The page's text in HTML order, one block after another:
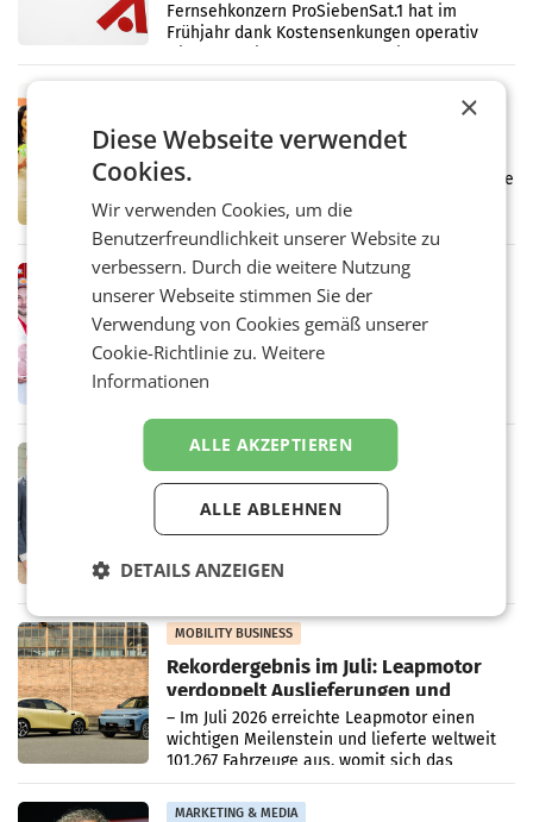
Fernsehkonzern ProSiebenSat.1 hat im
Frühjahr dank Kostensenkungen operativ
Markterwartung deutlich übertroffen.
Eine Bühne für Zirkularität: ARA und
Müller informieren am POS über
Kreislauffähigkeit
Über den gesamten August hinweg rücken die
Altstoff Recycling Austria AG (ARA) und der
Handelskonzern Müller die Initiative
„Kreislauf-Helden“ in allen österreichischen
Müller-Filialen
RETAIL
Penny modernisiert zwei Filialen in
Ober- und Niederösterreich
WIENER NEUDORF. – Im Rahmen einer
erneuert Penny zwei Filialen in Nieder- und
in Haag sowie im rund
RETAIL
Alles bereit für den Wechsel: Jürgen
Albrecht setzt ab 1.1.2027 auf Adeg
WIENER NEUDORF. – Die geplante
Vorarlberger Kaufmann Jürgen Albrecht ist
Bundeskartellanwalt
MOBILITY BUSINESS
Rekordergebnis im Juli: Leapmotor
verdoppelt Auslieferungen und
überschreitet die 100.000er-Marke
– Im Juli 2026 erreichte Leapmotor einen
wichtigen Meilenstein und lieferte weltweit
101.267 Fahrzeuge aus, womit sich das
Ergebnis gegenüber Juli 2025 mehr als
verdoppelte (+102
MARKETING & MEDIA
×
Diese Webseite verwendet
Cookies.
Wir verwenden Cookies, um die
Benutzerfreundlichkeit unserer Website zu
verbessern. Durch die weitere Nutzung
unserer Webseite stimmen Sie der
Verwendung von Cookies gemäß unserer
Cookie-Richtlinie zu.Weitere
Informationen
ALLE AKZEPTIEREN
ALLE ABLEHNEN
DETAILS ANZEIGEN